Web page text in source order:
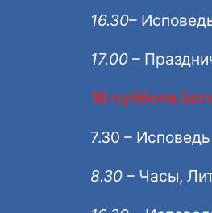
16.30–
17.00 –
19 суббота
7.30 – Исповедь
8.30 – Часы,